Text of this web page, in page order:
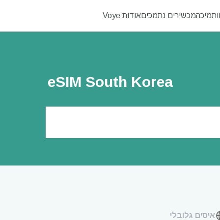
תמיכהמכשירים נתמכיםאודות Voye
eSIM South Korea
איסים גלובלי